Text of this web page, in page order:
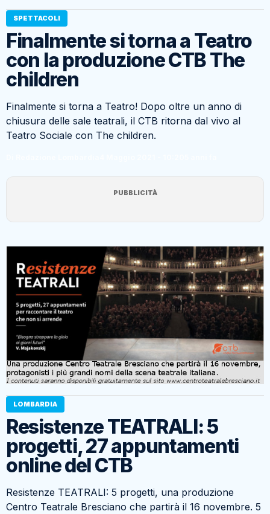
SPETTACOLI
Finalmente si torna a Teatro
con la produzione CTB The
children
Finalmente si torna a Teatro! Dopo oltre un anno di
chiusura delle sale teatrali, il CTB ritorna dal vivo al
Teatro Sociale con The children.
PUBBLICITÀ
LOMBARDIA
Resistenze TEATRALI: 5
progetti, 27 appuntamenti
online del CTB
Resistenze TEATRALI: 5 progetti, una produzione
Centro Teatrale Bresciano che partirà il 16 novembre. 5